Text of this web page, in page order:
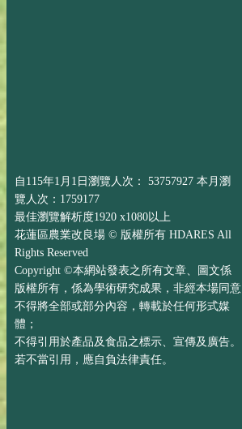
自115年1月1日瀏覽人次： 53757927 本月瀏
覽人次：1759177
最佳瀏覽解析度1920 x1080以上
花蓮區農業改良場 © 版權所有 HDARES All
Rights Reserved
Copyright ©本網站發表之所有文章、圖文係
版權所有，係為學術研究成果，非經本場同意
不得將全部或部分內容，轉載於任何形式媒
體；
不得引用於產品及食品之標示、宣傳及廣告。
若不當引用，應自負法律責任。